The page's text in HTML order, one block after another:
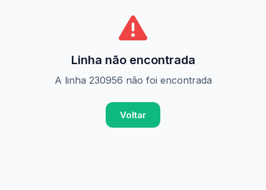
Linha não encontrada
A linha 230956 não foi encontrada
Voltar